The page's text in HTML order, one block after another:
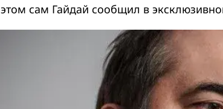
этом сам Гайдай сообщил в